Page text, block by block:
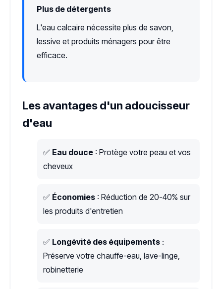
Plus de détergents
L'eau calcaire nécessite plus de savon,
lessive et produits ménagers pour être
efficace.
Les avantages d'un adoucisseur
d'eau
✅ Eau douce : Protège votre peau et vos
cheveux
✅ Économies : Réduction de 20-40% sur
les produits d'entretien
✅ Longévité des équipements :
Préserve votre chauffe-eau, lave-linge,
robinetterie